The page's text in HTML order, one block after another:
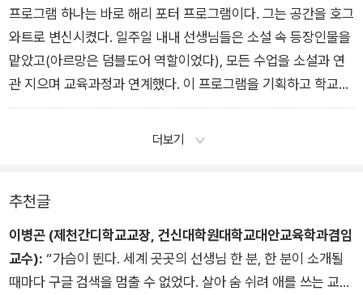
금을 활용해 학교 라디오 방송국을 세웠던 일이다. 몇 년이 지나
이 프로젝트는 아르헨티나 최고의 교육 프로젝트 상을 받았다.
(…) 첫 방송은 2008년에 내보냈으며, 지금은 하루 24시간, 일주
일 내내 방송하고 있다. 오로지 학생의 손으로만 운영하는 방송국
이다. [마르틴 살베티 / 아르헨티나]
프로그램 하나는 바로 해리 포터 프로그램이다. 그는 공간을 호그
와트로 변신시켰다. 일주일 내내 선생님들은 소설 속 등장인물을
맡았고(아르망은 덤블도어 역할이었다), 모든 수업을 소설과 연
관 지으며 교육과정과 연계했다. 이 프로그램을 기획하고 학교를
호그와트로 바꾸는 데에는 6개월에 걸친 100시간과 덧붙여 주말
이 4일 더 필요했다. 악명 높은 대강당도 만들었는데, 그곳에는
좋아해서 서둘러 집으로 돌아가 저녁 식사 때 올빼미의 펠릿에 관
한 지식을 나누고는 했다. 부모는 아이가 일찍 일어나 학교에 가
고 싶어 안달하는 모습을 보며 매우 놀랐다. (…) “공교육이 정말
로 중요해요.” (…) 아르망은 가르치는 일은 싸움이라고 말한다.
더보기
추천글
이병곤 (제천간디학교교장, 건신대학원대학교대안교육학과겸임
교수): “가슴이 뛴다. 세계 곳곳의 선생님 한 분, 한 분이 소개될
때마다 구글 검색을 멈출 수 없었다. 살아 숨 쉬려 애를 쓰는 교사